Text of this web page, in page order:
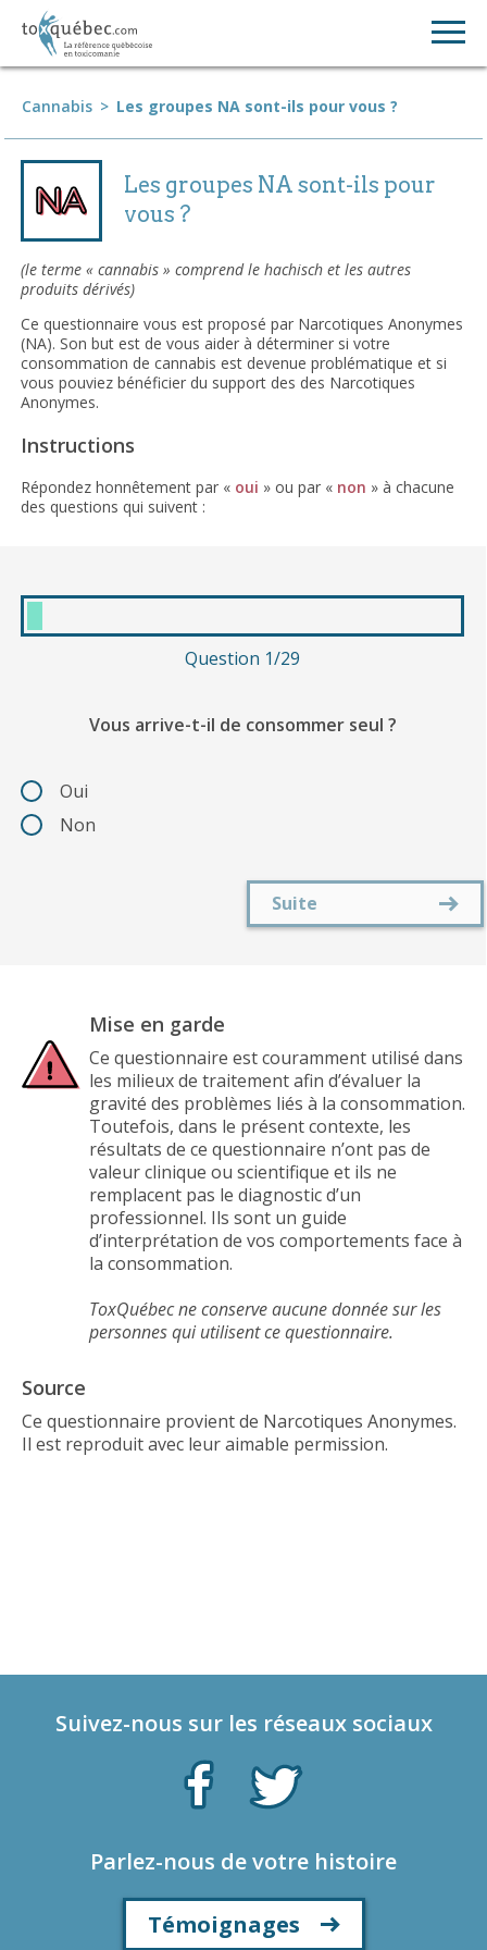
Cannabis > Les groupes NA sont-ils pour vous ?
Les groupes NA sont-ils pour
vous ?
(le terme « cannabis » comprend le hachisch et les autres
produits dérivés)
Ce questionnaire vous est proposé par Narcotiques Anonymes
(NA). Son but est de vous aider à déterminer si votre
consommation de cannabis est devenue problématique et si
vous pouviez bénéficier du support des des Narcotiques
Anonymes.
Instructions
Répondez honnêtement par « oui » ou par « non » à chacune
des questions qui suivent :
Question 1/29
Vous arrive-t-il de consommer seul ?
Oui
Non
Suite
Mise en garde
Ce questionnaire est couramment utilisé dans
les milieux de traitement afin d’évaluer la
gravité des problèmes liés à la consommation.
Toutefois, dans le présent contexte, les
résultats de ce questionnaire n’ont pas de
valeur clinique ou scientifique et ils ne
remplacent pas le diagnostic d’un
professionnel. Ils sont un guide
d’interprétation de vos comportements face à
la consommation.
ToxQuébec ne conserve aucune donnée sur les
personnes qui utilisent ce questionnaire.
Source
Ce questionnaire provient de Narcotiques Anonymes.
Il est reproduit avec leur aimable permission.
Suivez-nous sur les réseaux sociaux
Parlez-nous de votre histoire
Témoignages